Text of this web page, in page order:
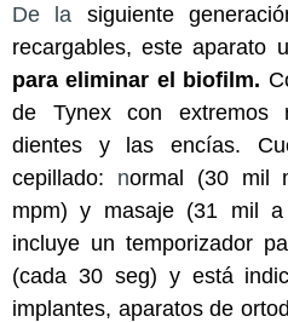
De la siguiente
recargables, este aparato
para eliminar el biofilm.
de Tynex con extremos
dientes y las encías.
cepillado: normal (30 mil
mpm) y masaje (31 mil
incluye un temporizador
(cada 30 seg) y está
implantes, aparatos de